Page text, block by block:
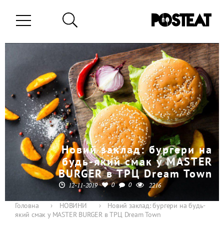
Новий заклад: бургери на
будь-який смак у MASTER
BURGER в ТРЦ Dream Town
12-11-2019 0 0 2216
Головна › НОВИНИ ›
Новий заклад: бургери на будь-
який смак у MASTER BURGER в ТРЦ Dream Town